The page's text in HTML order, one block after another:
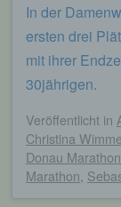
In der
ersten drei
mit ihrer
30jährigen.
Veröffentlicht in
Christina
Donau Marathon
Marathon